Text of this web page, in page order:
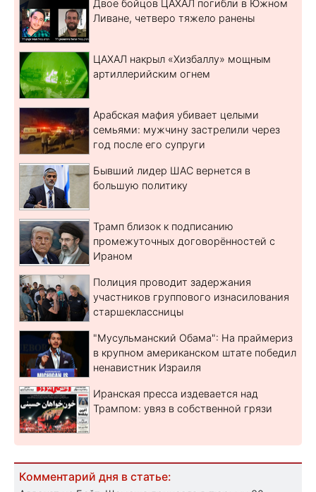
Двое бойцов ЦАХАЛ погибли в Южном
Ливане, четверо тяжело ранены
ЦАХАЛ накрыл «Хизбаллу» мощным
артиллерийским огнем
Арабская мафия убивает целыми
семьями: мужчину застрелили через
год после его супруги
Бывший лидер ШАС вернется в
большую политику
Трамп близок к подписанию
промежуточных договорённостей с
Ираном
Полиция проводит задержания
участников группового изнасилования
старшеклассницы
"Мусульманский Обама": На праймериз
в крупном американском штате победил
ненавистник Израиля
Иранская пресса издевается над
Трампом: увяз в собственной грязи
Комментарий дня в статье: